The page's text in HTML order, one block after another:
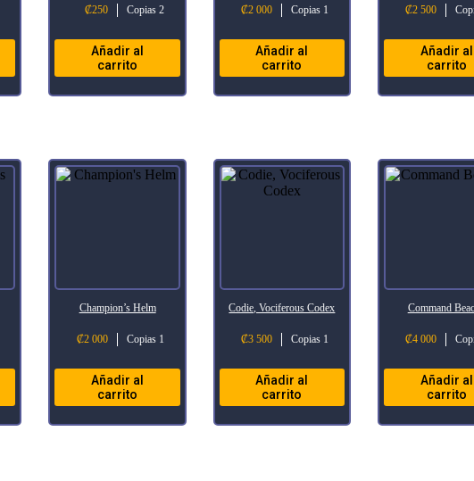
₡250 Copias 2
Añadir al
carrito
₡2 000 Copias 1
Añadir al
carrito
₡2 500
Añadir al
carrito
Champion’s Helm
₡2 000 Copias 1
Añadir al
carrito
Codie, Vociferous Codex
₡3 500 Copias 1
Añadir al
carrito
Command
₡4 000
Añadir al
carrito